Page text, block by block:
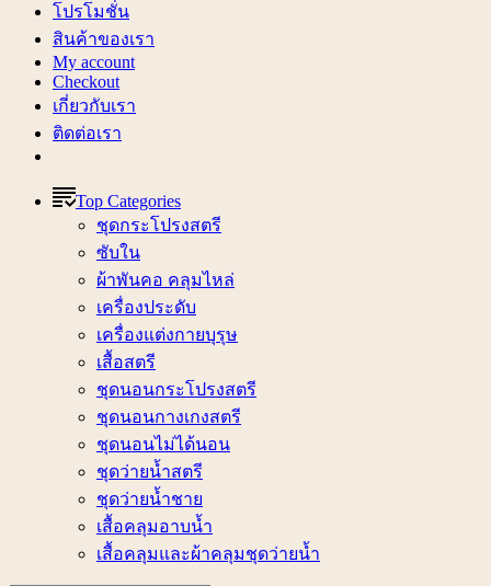
โปรโมชั่น
สินค้าของเรา
My account
Checkout
เกี่ยวกับเรา
ติดต่อเรา
Top Categories
ชุดกระโปรงสตรี
ซับใน
ผ้าพันคอ คลุมไหล่
เครื่องประดับ
เครื่องแต่งกายบุรุษ
เสื้อสตรี
ชุดนอนกระโปรงสตรี
ชุดนอนกางเกงสตรี
ชุดนอนไม่ได้นอน
ชุดว่ายน้ำสตรี
ชุดว่ายน้ำชาย
เสื้อคลุมอาบน้ำ
เสื้อคลุมและผ้าคลุมชุดว่ายน้ำ